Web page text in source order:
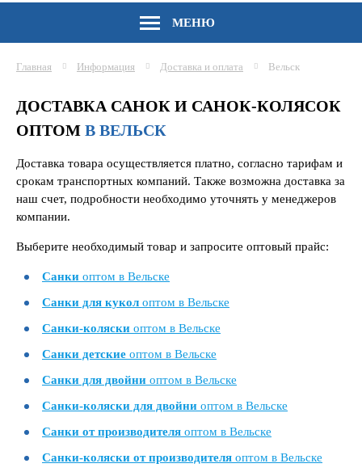
МЕНЮ
Главная Информация Доставка и оплата Вельск
ДОСТАВКА САНОК И САНОК-КОЛЯСОК
ОПТОМ В ВЕЛЬСК
Доставка товара осуществляется платно, согласно тарифам и
срокам транспортных компаний. Также возможна доставка за
наш счет, подробности необходимо уточнять у менеджеров
компании.
Выберите необходимый товар и запросите оптовый прайс:
Санки оптом в Вельске
Санки для кукол оптом в Вельске
Санки-коляски оптом в Вельске
Санки детские оптом в Вельске
Санки для двойни оптом в Вельске
Санки-коляски для двойни оптом в Вельске
Санки от производителя оптом в Вельске
Санки-коляски от производителя оптом в Вельске